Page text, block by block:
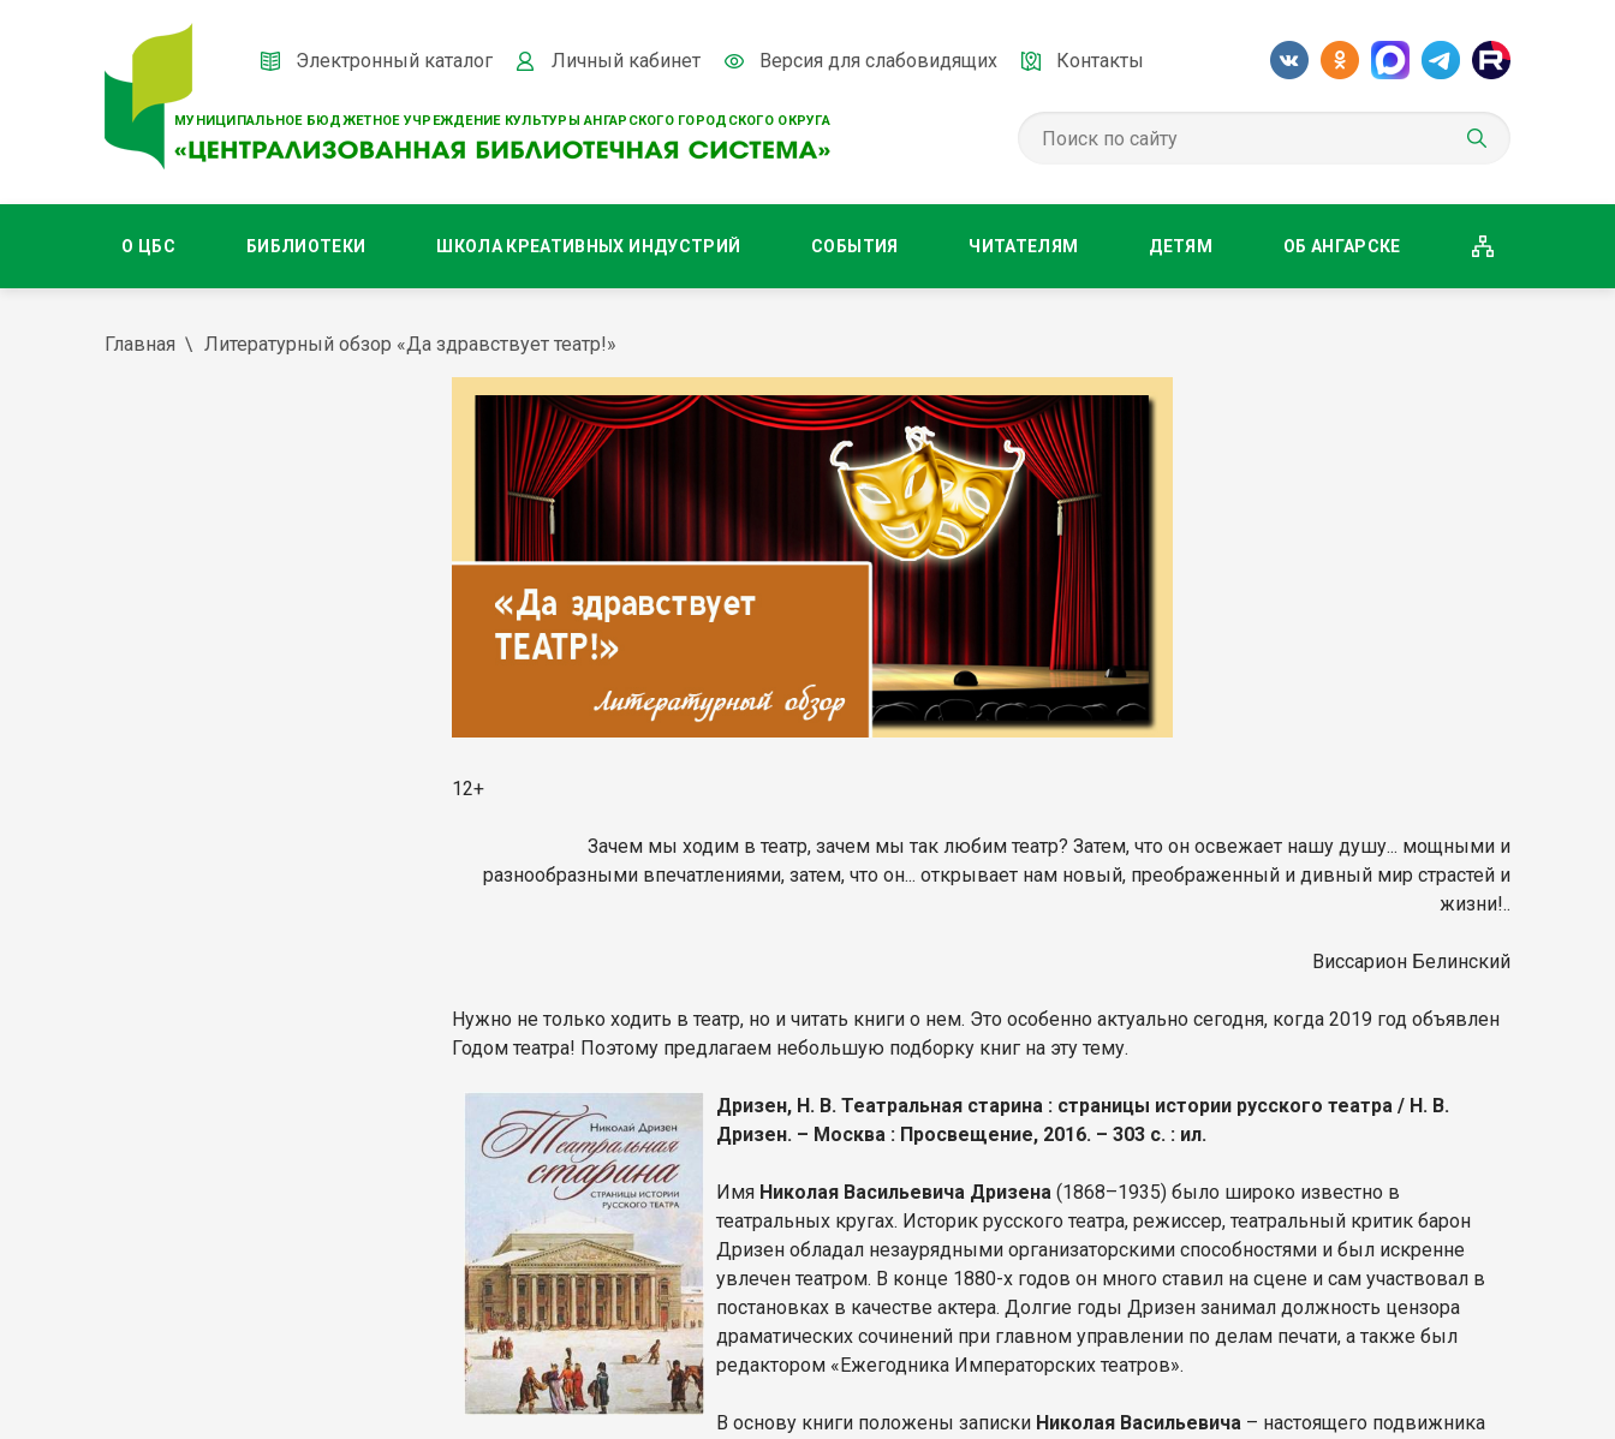
МУНИЦИПАЛЬНОЕ БЮДЖЕТНОЕ УЧРЕЖДЕНИЕ КУЛЬТУРЫ АНГАРСКОГО ГОРОДСКОГО ОКРУГА
Электронный каталог Личный кабинет Версия для слабовидящих Контакты
О ЦБС БИБЛИОТЕКИ ШКОЛА КРЕАТИВНЫХ ИНДУСТРИЙ СОБЫТИЯ ЧИТАТЕЛЯМ ДЕТЯМ ОБ АНГАРСКЕ
Главная Литературный обзор «Да здравствует театр!»
12+
Зачем мы ходим в театр, зачем мы так любим театр? Затем, что он освежает нашу душу... мощными и
разнообразными впечатлениями, затем, что он... открывает нам новый, преображенный и дивный мир страстей и
жизни!..
Виссарион Белинский
Нужно не только ходить в театр, но и читать книги о нем. Это особенно актуально сегодня, когда 2019 год объявлен
Годом театра! Поэтому предлагаем небольшую подборку книг на эту тему.
Дризен, Н. В. Театральная старина : страницы истории русского театра / Н. В.
Дризен. – Москва : Просвещение, 2016. – 303 с. : ил.
Имя Николая Васильевича Дризена (1868–1935) было широко известно в
театральных кругах. Историк русского театра, режиссер, театральный критик барон
Дризен обладал незаурядными организаторскими способностями и был искренне
увлечен театром. В конце 1880-х годов он много ставил на сцене и сам участвовал в
постановках в качестве актера. Долгие годы Дризен занимал должность цензора
драматических сочинений при главном управлении по делам печати, а также был
редактором «Ежегодника Императорских театров».
В основу книги положены записки Николая Васильевича – настоящего подвижника